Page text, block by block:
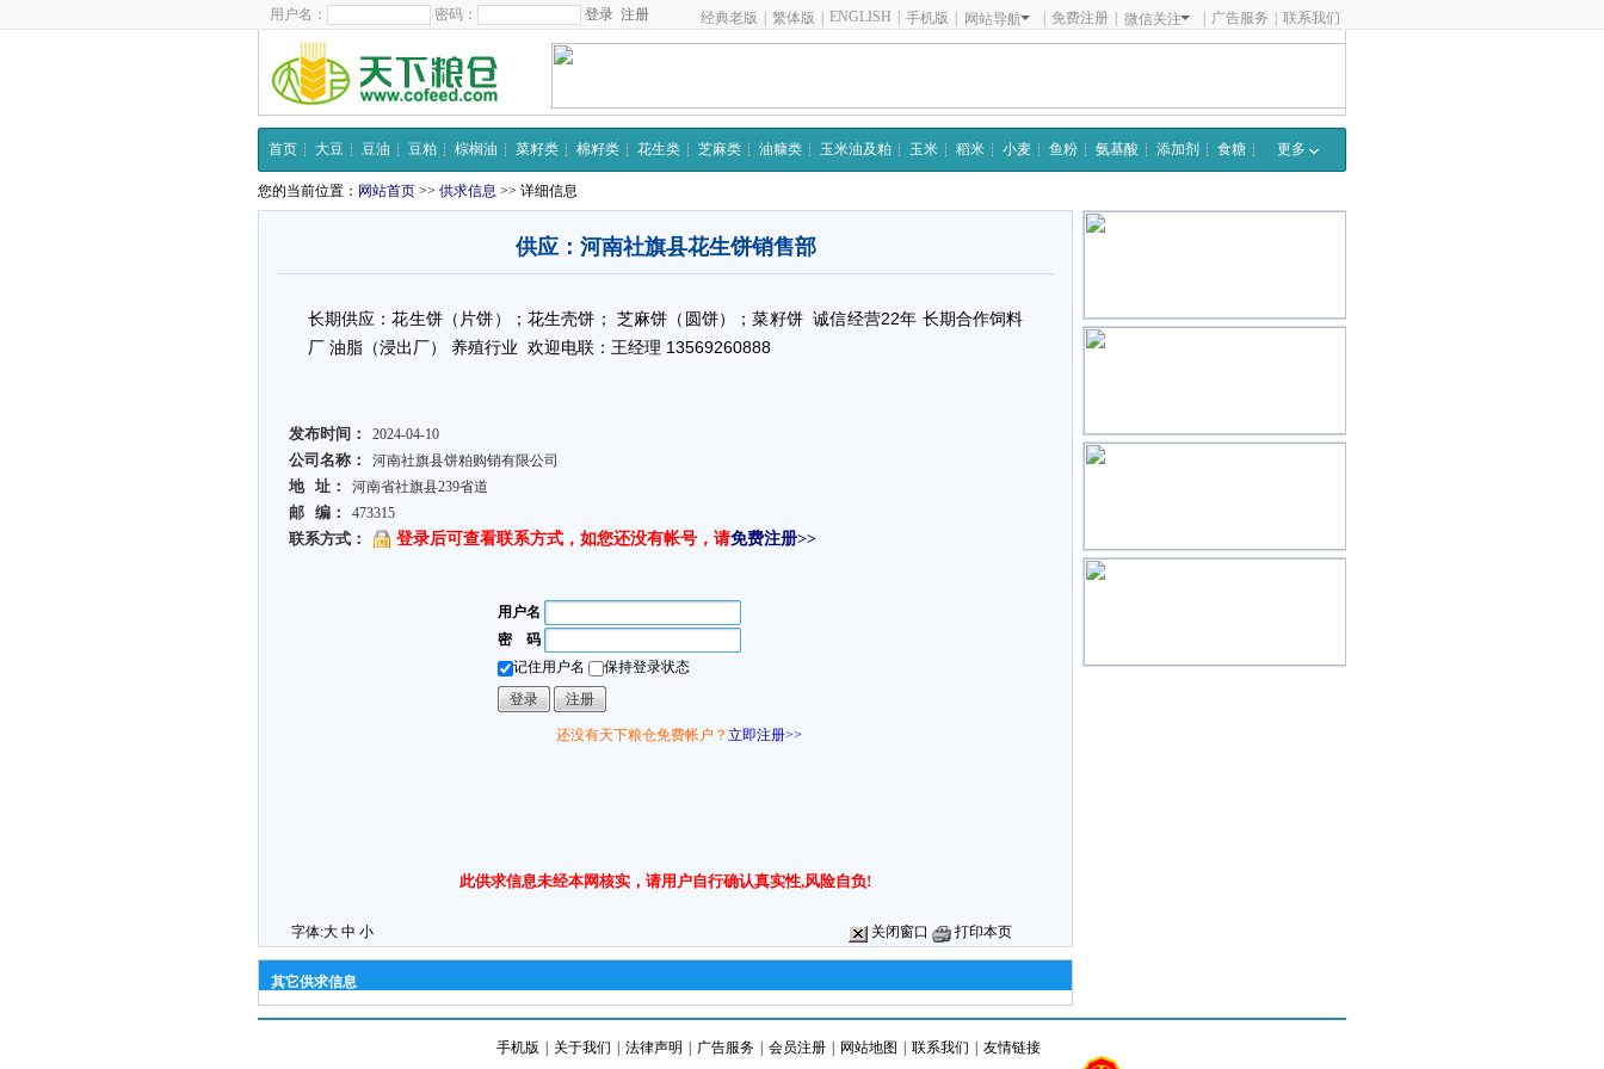
用户名： 密码： 注册 经典老版 繁体版 ENGLISH 手机版 网站导航 免费注册 微信关注 广告服务 联系我们
首页 大豆 豆油 豆粕 棕榈油 菜籽类 棉籽类 花生类 芝麻类 油糠类 玉米油及粕 玉米 稻米 小麦 鱼粉 氨基酸 添加剂 食糖 更多
您的当前位置： 网站首页 >> 供求信息 >> 详细信息
供应：河南社旗县花生饼销售部
长期供应：花生饼（片饼）；花生壳饼； 芝麻饼（圆饼）；菜籽饼 诚信经营22年 长期合作饲料
厂 油脂（浸出厂） 养殖行业 欢迎电联：王经理 13569260888
发布时间： 2024-04-10
公司名称： 河南社旗县饼粕购销有限公司
地 址： 河南省社旗县239省道
邮 编： 473315
联系方式： 登录后可查看联系方式，如您还没有帐号，请免费注册>>
用户名
密 码
记住用户名
保持登录状态
还没有天下粮仓免费帐户？ 立即注册>>
此供求信息未经本网核实，请用户自行确认真实性,风险自负!
字体:大 中 小 关闭窗口 打印本页
其它供求信息
手机版 关于我们 法律声明 广告服务 会员注册 网站地图 联系我们 友情链接